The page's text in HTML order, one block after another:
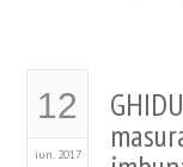
12
iun. 2017